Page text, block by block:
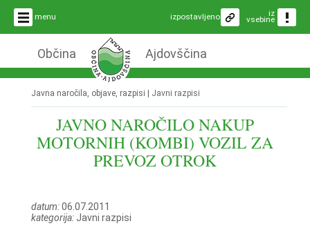
menu iz
vsebine
izpostavljeno
Občina Ajdovščina
Javna naročila, objave, razpisi | Javni razpisi
JAVNO NAROČILO NAKUP
MOTORNIH (KOMBI) VOZIL ZA
PREVOZ OTROK
datum:06.07.2011
kategorija:Javni razpisi